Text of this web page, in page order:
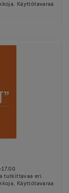
Käyttötavaraa
tutkittavaa eri
Käyttötavaraa